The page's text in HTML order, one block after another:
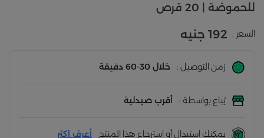
للحموضة | 20 قرص
السعر : 192 جنيه
زمن التوصيل : خلال 30-60 دقيقة
يُباع بواسطة : أقرب صيدلية
يمكنك استبدال أو استرجاع هذا المنتج أعرف اكثر